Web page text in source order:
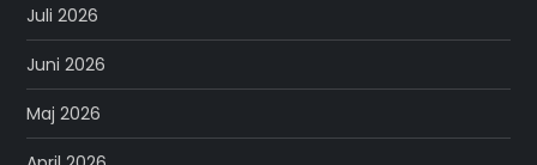
Juli 2026
Juni 2026
Maj 2026